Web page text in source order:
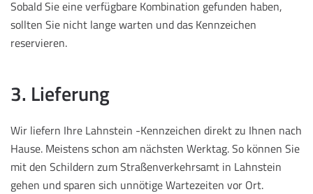
Sobald Sie eine verfügbare Kombination gefunden haben,
sollten Sie nicht lange warten und das Kennzeichen
reservieren.
3. Lieferung
Wir liefern Ihre Lahnstein -Kennzeichen direkt zu Ihnen nach
Hause. Meistens schon am nächsten Werktag. So können Sie
mit den Schildern zum Straßenverkehrsamt in Lahnstein
gehen und sparen sich unnötige Wartezeiten vor Ort.